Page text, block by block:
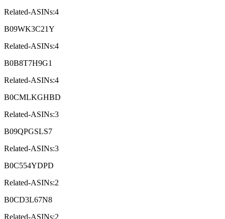
Related-ASINs:4
B09WK3C21Y
Related-ASINs:4
B0B8T7H9G1
Related-ASINs:4
B0CMLKGHBD
Related-ASINs:3
B09QPGSLS7
Related-ASINs:3
B0C554YDPD
Related-ASINs:2
B0CD3L67N8
Related-ASINs:2